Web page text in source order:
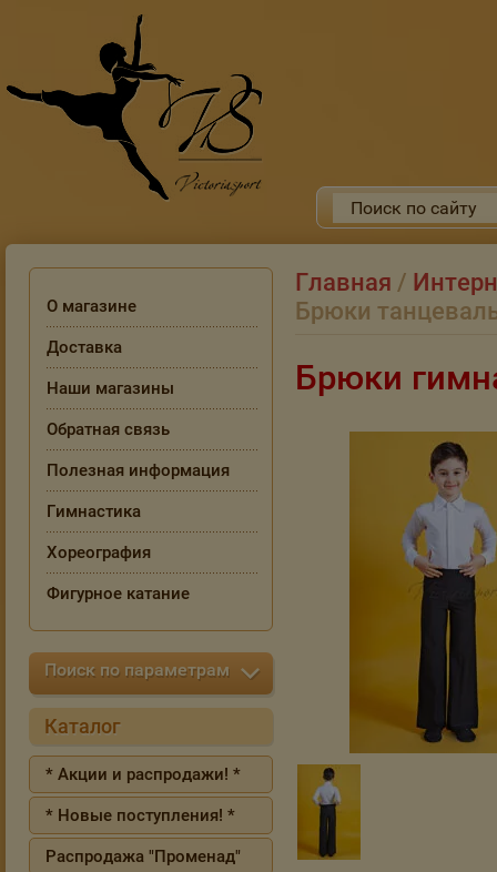
Главная /
Брюки
Брюки
О магазине
Доставка
Наши магазины
Обратная связь
Полезная информация
Гимнастика
Хореография
Фигурное катание
Поиск по параметрам
Каталог
* Акции и распродажи! *
* Новые поступления! *
Распродажа "Променад"